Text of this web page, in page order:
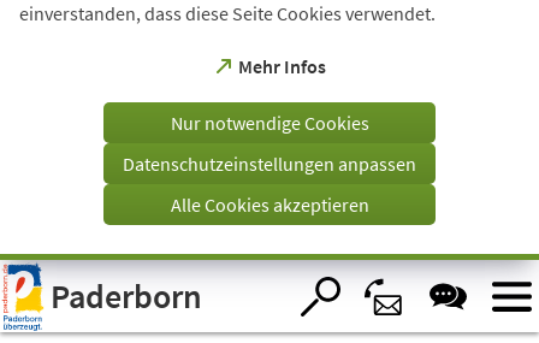
Visuelle
Assistenzsoftware
öffnen.
einverstanden, dass diese Seite Cookies verwendet.
Mehr Infos
(Öffnet
einem
Tab)
Nur notwendige Cookies
Datenschutzeinstellungen anpassen
Alle Cookies akzeptieren
Paderborn